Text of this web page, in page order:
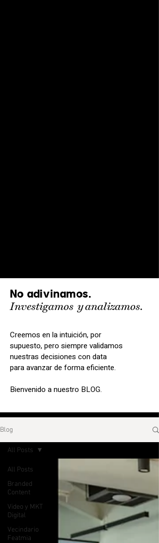
No adivinamos.
Investigamos yanalizamos.
Creemos en la intuición, por
supuesto, pero siempre validamos
nuestras decisiones con data
para avanzar de forma eficiente.
Bienvenido a nuestro BLOG.
Blog
All Posts
Branded
Content
Video y MKT
Digital
Vecindario
Featmia
All Posts